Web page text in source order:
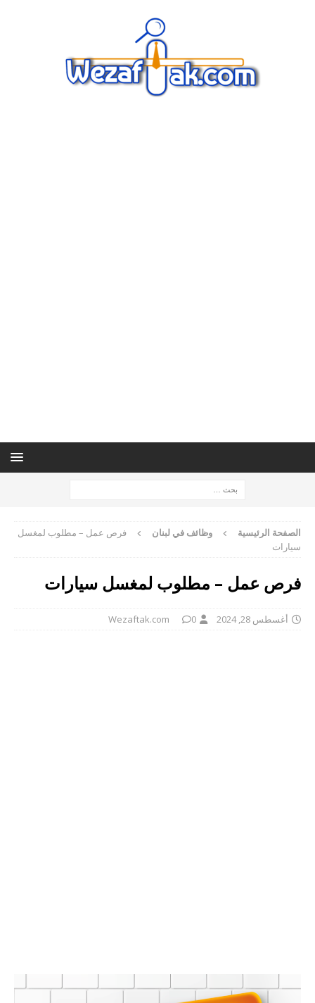
الصفحة الرئيسية وظائف في لبنان
فرص عمل – مطلوب لمغسل
سيارات
فرص عمل – مطلوب لمغسل سيارات
أغسطس 28, 2024 Wezaftak.com 0